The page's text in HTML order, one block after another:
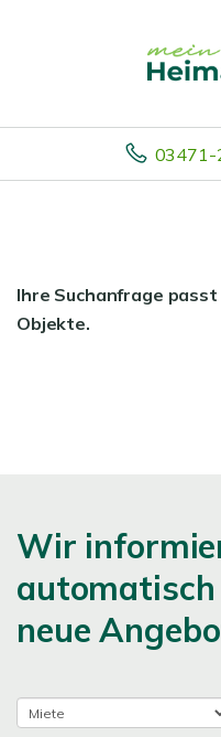
03471-
Ihre Suchanfrage
Objekte.
Wir
automatisch
neue